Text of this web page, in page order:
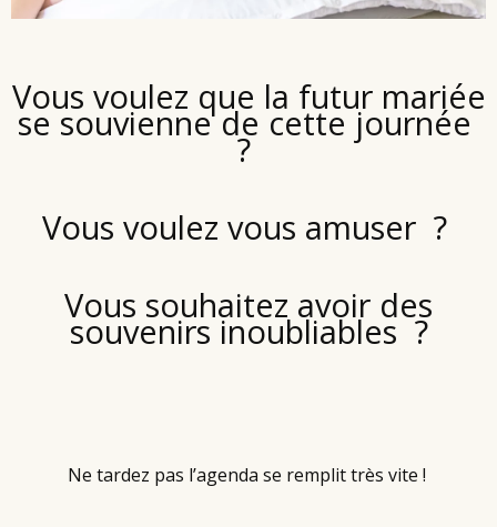
Vous voulez que la futur mariée
se souvienne de cette journée
?
Vous voulez vous amuser ?
Vous souhaitez avoir des
souvenirs inoubliables ?
Ne tardez pas l’agenda se remplit très vite !